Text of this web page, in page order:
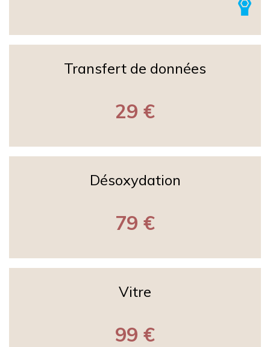
Transfert de données
29 €
Désoxydation
79 €
Vitre
99 €